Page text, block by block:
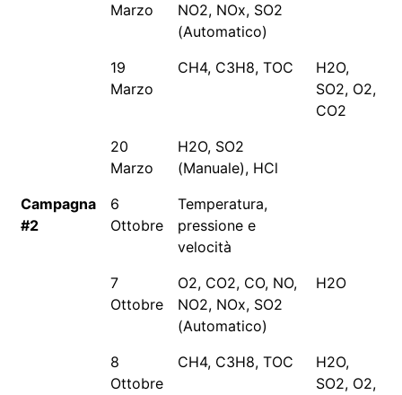
Marzo
NO2, NOx, SO2
(Automatico)
19
Marzo
CH4, C3H8, TOC
H2O,
SO2, O2,
CO2
20
Marzo
H2O, SO2
(Manuale), HCl
Campagna
#2
6
Ottobre
Temperatura,
pressione e
velocità
7
Ottobre
O2, CO2, CO, NO,
NO2, NOx, SO2
(Automatico)
H2O
8
Ottobre
CH4, C3H8, TOC
H2O,
SO2, O2,